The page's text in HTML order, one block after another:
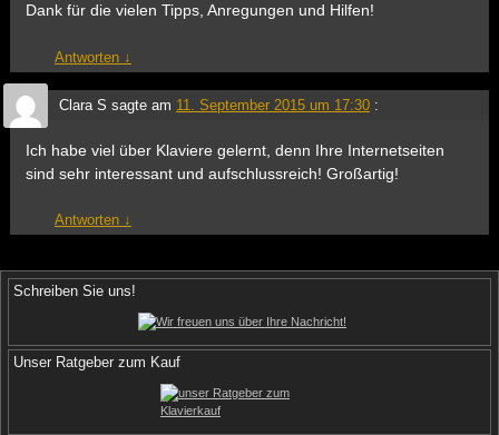
Dank für die vielen Tipps, Anregungen und Hilfen!
Antworten ↓
Clara S sagte am 11. September 2015 um 17:30 :
Ich habe viel über Klaviere gelernt, denn Ihre Internetseiten
sind sehr interessant und aufschlussreich! Großartig!
Antworten ↓
Schreiben Sie uns!
Unser Ratgeber zum Kauf